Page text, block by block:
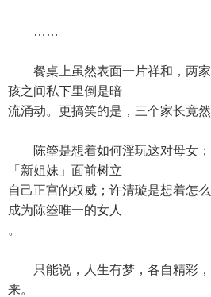
……
餐桌上虽然表面一片祥和，两家
孩之间私下里倒是暗
流涌动。更搞笑的是，三个家长竟然
陈箜是想着如何淫玩这对母女；
「新姐妹」面前树立
自己正宫的权威；许清璇是想着怎
成为陈箜唯一的女人
。
只能说，人生有梦，各自精彩，
来。